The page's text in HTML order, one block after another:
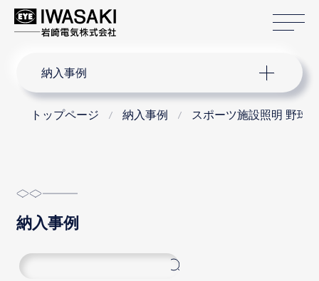
納入事例
トップページ 納入事例 スポーツ施設照明 野球
納入事例